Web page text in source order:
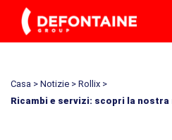
Casa > Notizie > Rollix >
Ricambi e servizi: scopri la nostra